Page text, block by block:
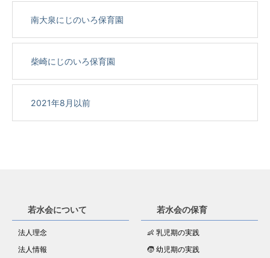
南大泉にじのいろ保育園
柴崎にじのいろ保育園
2021年8月以前
若水会について
法人理念
法人情報
若水会の保育
👶 乳児期の実践
🧒 幼児期の実践